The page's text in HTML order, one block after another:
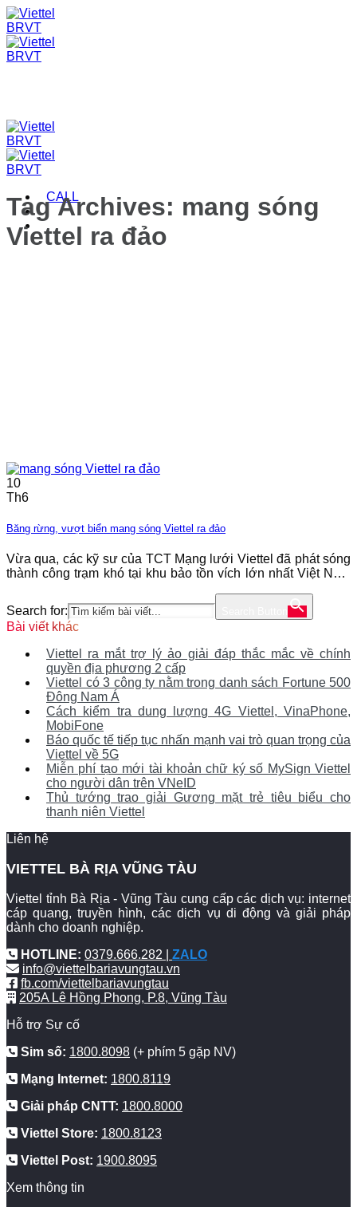
Skip
to
content
CALL
Tag Archives: mang sóng
Viettel ra đảo
10
Th6
Băng rừng, vượt biển mang sóng Viettel ra đảo
Vừa qua, các kỹ sư của TCT Mạng lưới Viettel đã phát sóng
thành công trạm khó tại khu bảo tồn vích lớn nhất Việt Nam
Bảy Cạnh cũng có thể bắt được sóng 3G rồi, nay anh có thể
gọi về cho
Search for:
Bài viết khác
Viettel ra mắt trợ lý ảo giải đáp thắc mắc về chính
quyền địa phương 2 cấp
Viettel có 3 công ty nằm trong danh sách Fortune 500
Đông Nam Á
Cách kiểm tra dung lượng 4G Viettel, VinaPhone,
MobiFone
Báo quốc tế tiếp tục nhấn mạnh vai trò quan trọng của
Viettel về 5G
Miễn phí tạo mới tài khoản chữ ký số MySign Viettel
cho người dân trên VNeID
Thủ tướng trao giải Gương mặt trẻ tiêu biểu cho
thanh niên Viettel
Liên hệ
VIETTEL BÀ RỊA VŨNG TÀU
Viettel tỉnh Bà Rịa - Vũng Tàu cung cấp các dịch vụ: internet
cáp quang, truyền hình, các dịch vụ di động và giải pháp
dành cho doanh nghiệp.
HOTLINE: 0379.666.282 | ZALO
info@viettelbariavungtau.vn
fb.com/viettelbariavungtau
205A Lê Hồng Phong, P.8, Vũng Tàu
Hỗ trợ Sự cố
Sim số: 1800.8098 (+ phím 5 gặp NV)
Mạng Internet: 1800.8119
Giải pháp CNTT: 1800.8000
Viettel Store: 1800.8123
Viettel Post: 1900.8095
Xem thông tin